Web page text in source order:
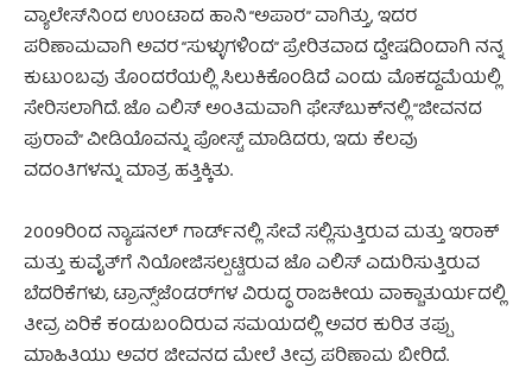
ವ್ಯಾಲೇಸ್‌ನಿಂದ ಉಂಟಾದ ಹಾನಿ “ಅಪಾರ” ವಾಗಿತ್ತು, ಇದರ
ಪರಿಣಾಮವಾಗಿ ಅವರ “ಸುಳ್ಳುಗಳಿಂದ” ಪ್ರೇರಿತವಾದ ದ್ವೇಷದಿಂದಾಗಿ ನನ್ನ
ಕುಟುಂಬವು ತೊಂದರೆಯಲ್ಲಿ ಸಿಲುಕಿಕೊಂಡಿದೆ ಎಂದು ಮೊಕದ್ದಮೆಯಲ್ಲಿ
ಸೇರಿಸಲಾಗಿದೆ. ಜೊ ಎಲಿಸ್ ಅಂತಿಮವಾಗಿ ಫೇಸ್‌ಬುಕ್‌ನಲ್ಲಿ “ಜೀವನದ
ಪುರಾವೆ” ವೀಡಿಯೊವನ್ನು ಪೋಸ್ಟ್ ಮಾಡಿದರು, ಇದು ಕೆಲವು
ವದಂತಿಗಳನ್ನು ಮಾತ್ರ ಹತ್ತಿಕ್ಕಿತು.
2009ರಿಂದ ನ್ಯಾಷನಲ್ ಗಾರ್ಡ್‌ನಲ್ಲಿ ಸೇವೆ ಸಲ್ಲಿಸುತ್ತಿರುವ ಮತ್ತು ಇರಾಕ್
ಮತ್ತು ಕುವೈತ್‌ಗೆ ನಿಯೋಜಿಸಲ್ಪಟ್ಟಿರುವ ಜೊ ಎಲಿಸ್ ಎದುರಿಸುತ್ತಿರುವ
ಬೆದರಿಕೆಗಳು, ಟ್ರಾನ್ಸ್‌ಜೆಂಡರ್‌ಗಳ ವಿರುದ್ಧ ರಾಜಕೀಯ ವಾಕ್ಚಾತುರ್ಯದಲ್ಲಿ
ತೀವ್ರ ಏರಿಕೆ ಕಂಡುಬಂದಿರುವ ಸಮಯದಲ್ಲಿ ಅವರ ಕುರಿತ ತಪ್ಪು
ಮಾಹಿತಿಯು ಅವರ ಜೀವನದ ಮೇಲೆ ತೀವ್ರ ಪರಿಣಾಮ ಬೀರಿದೆ.